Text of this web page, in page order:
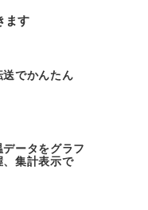
ます
でかんたん
ータをグラフ
集計表示で